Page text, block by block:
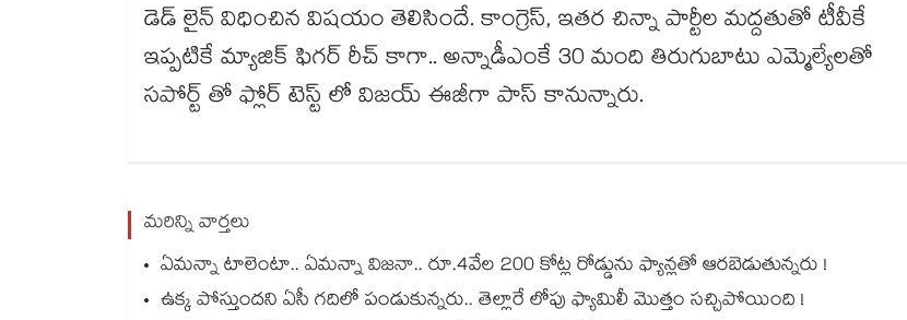
డెడ్ లైన్ విధించిన విషయం తెలిసిందే. కాంగ్రెస్, ఇతర చిన్నా పార్టీల మద్దతుతో టీవీకే
ఇప్పటికే మ్యాజిక్ ఫిగర్ రీచ్ కాగా.. అన్నాడీఎంకే 30 మంది తిరుగుబాటు ఎమ్మెల్యేలతో
సపోర్ట్ తో ఫ్లోర్ టెస్ట్ లో విజయ్ ఈజీగా పాస్ కానున్నారు.
మరిన్ని వార్తలు
ఏమన్నా టాలెంటా.. ఏమన్నా విజనా.. రూ.4వేల 200 కోట్ల రోడ్డును ఫ్యాన్లతో ఆరబెడుతున్నరు !
ఉక్క పోస్తుందని ఏసీ గదిలో పండుకున్నరు.. తెల్లారే లోపు ఫ్యామిలీ మొత్తం సచ్చిపోయింది !